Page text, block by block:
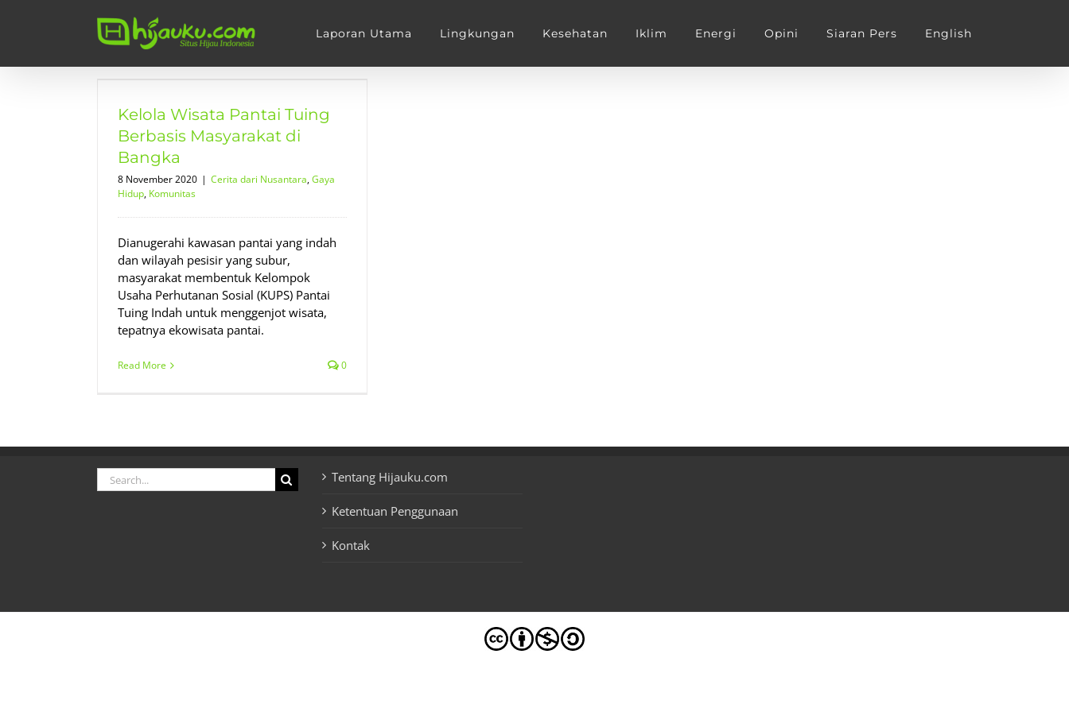
Laporan Utama Lingkungan Kesehatan Iklim Energi Opini Siaran Pers English
Kelola Wisata Pantai Tuing
Berbasis Masyarakat di
Bangka
8 November 2020 | Cerita dari Nusantara,Gaya
Hidup, Komunitas
Dianugerahi kawasan pantai yang indah
dan wilayah pesisir yang subur,
masyarakat membentuk Kelompok
Usaha Perhutanan Sosial (KUPS) Pantai
Tuing Indah untuk menggenjot wisata,
tepatnya ekowisata pantai.
Read More 0
Search
for:
Tentang Hijauku.com
Ketentuan Penggunaan
Kontak